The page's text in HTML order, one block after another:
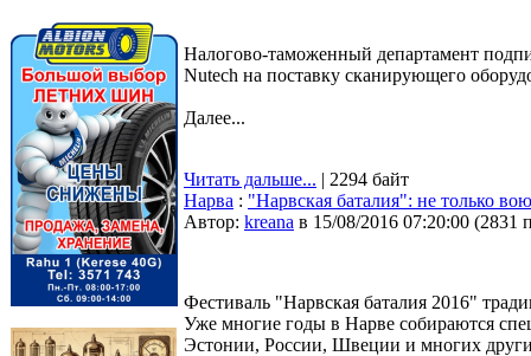
Налогово-таможенный департамент
Nutech на поставку сканирующего
Далее...
Читать дальше... | 2294 байт
Нарва : "Нарвская баталия": не только
Автор: kreana в 15/08/2016 07:20:00 (2831
Фестиваль "Нарвская баталия 2016"
Уже многие годы в Нарве собираются
Эстонии, России, Швеции и многих